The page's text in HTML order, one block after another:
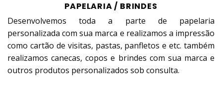
PAPELARIA / BRINDES
Desenvolvemos toda a parte de papelaria
personalizada com sua marca e realizamos a impressão
como cartão de visitas, pastas, panfletos e etc. também
realizamos canecas, copos e brindes com sua marca e
outros produtos personalizados sob consulta.